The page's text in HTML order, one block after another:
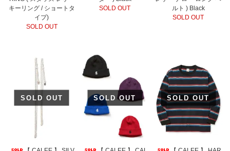
キーリング / ショートタ
イプ)
SOLD OUT
SOLD OUT
ルト ) Black
SOLD OUT
SOLD OUT SOLD OUT SOLD OUT